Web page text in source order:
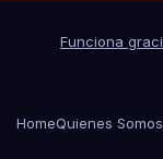
Funciona
HomeQuienes Somos